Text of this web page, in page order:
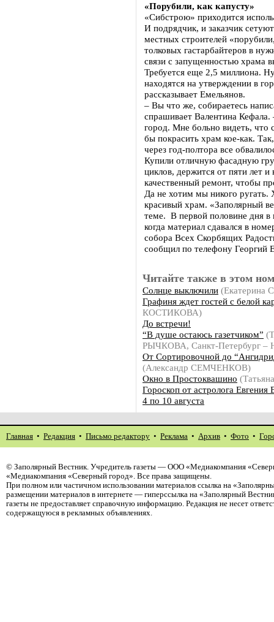
«Порубили, как капусту»
«Сибстрою» приходится
И подрядчик, и заказчик
местных строителей
толковых гастарбайтеров в
связи с запущенностью храма
Требуется еще 2,5 миллиона.
находятся на утверждении в
рассказывает Емельянов.
– Вы что же, собираетесь
спрашивает Валентина
город. Мне больно видеть, что
бы покрасить храм кое-как.
через год-полтора все
Купили отличную фасадную
циклов, держится от пяти лет
качественный ремонт, чтобы
Да не хотим мы никого ругать.
красивый храм. «Заполярный
теме. В первой половине дня в
когда материал сдавался в
собора Всех Скорбящих
сообщил по телефону Георгий
Читайте также в этом
Солнце выключили
Графиня ждет гостей с белой
КОСТИКОВА)
До встречи!
“В душе остаюсь газетчиком”
РЫЧКОВА, Санкт-Петербург –
От Сортировочной до
(Александр СЕМЧЕНКОВ)
Окно в Простоквашино
Гороскоп от астролога Евгения
4 по 10 августа
Главная • Редакция • Письмо редактору • Реклама • Архив • Фото •
© Заполярный Вестник. Учредитель газеты — ООО «Медиакомпания
«Медиакомпания «Северный город». Все права защищены.
При полном или частичном использовании материалов ссылка на
размещении материалов в интернете — гиперссылка на «Заполярный
газеты не предоставляет справочную информацию. Редакция не несет
содержащуюся в рекламных объявлениях.